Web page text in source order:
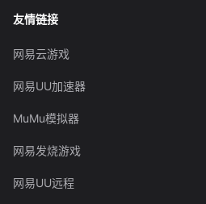
友情链接
网易云游戏
网易UU加速器
MuMu模拟器
网易发烧游戏
网易UU远程